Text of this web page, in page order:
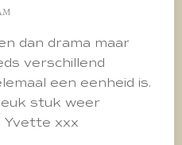
dan drama maar
verschillend
een eenheid is.
stuk weer
Yvette xxx